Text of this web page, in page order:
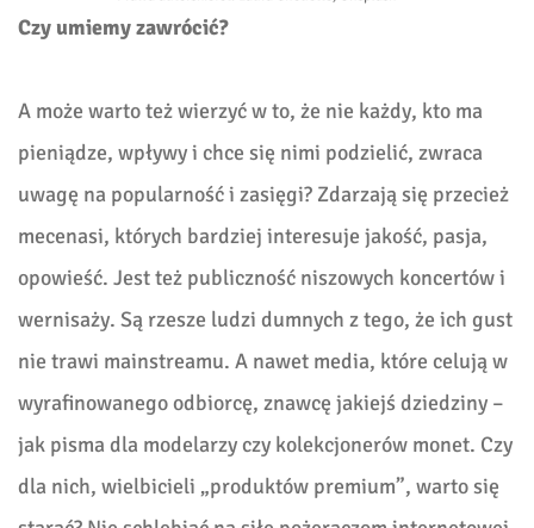
Czy umiemy zawrócić?
A może warto też wierzyć w to, że nie każdy, kto ma
pieniądze, wpływy i chce się nimi podzielić, zwraca
uwagę na popularność i zasięgi? Zdarzają się przecież
mecenasi, których bardziej interesuje jakość, pasja,
opowieść. Jest też publiczność niszowych koncertów i
wernisaży. Są rzesze ludzi dumnych z tego, że ich gust
nie trawi mainstreamu. A nawet media, które celują w
wyrafinowanego odbiorcę, znawcę jakiejś dziedziny –
jak pisma dla modelarzy czy kolekcjonerów monet. Czy
dla nich, wielbicieli „produktów premium”, warto się